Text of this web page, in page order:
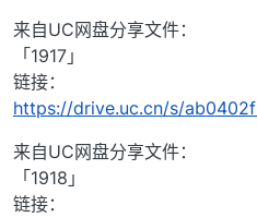
来自UC网盘分享文件：
「1917」
链接：
https://drive.uc.cn/s/
来自UC网盘分享文件：
「1918」
链接：